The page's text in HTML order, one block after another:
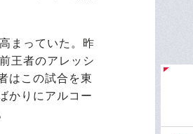
まっていた。昨
王者のアレッシ
はこの試合を東
かりにアルコー